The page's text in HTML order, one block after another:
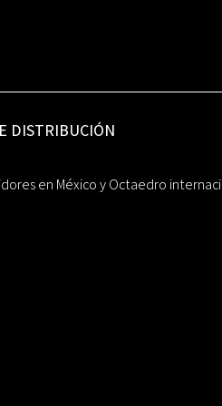
DISTRIBUCIÓN
en México y Octaedro